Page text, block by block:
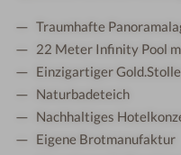
Traumhafte
22 Meter Infinity Pool
Einzigartiger
Naturbadeteich
Nachhaltiges
Eigene Brotmanufaktur